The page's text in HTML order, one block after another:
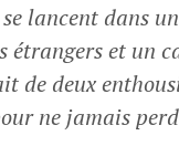
lancent dans
étrangers et un
de deux
ne jamais